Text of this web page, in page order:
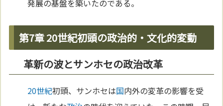
発展の基盤を築いたのである。
第7章 20世紀初頭の政治的・文化的変動
革新の波とサンホセの政治改革
20世紀初頭、サンホセは国内外の変革の影響を受